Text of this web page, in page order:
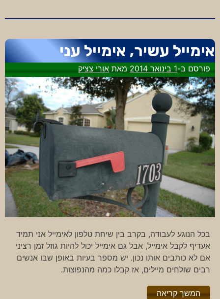
ולבן
דולרים
אימייל עשיר, אימייל עני
פורסם ב-1 בינואר 2014 מאתאורי צציק
בכל הנוגע לעבודה, בקרב בין שיחת טלפון לאימייל אני תמיד
אעדיף לקבל אימייל, אבל גם אימייל יכול להיות גוזל זמן רציני
אם לא כותבים אותו נכון. יש מספר בעיות באופן שבו אנשים
רבים שולחים מיילים, אז קבלו כמה מהנפוצות.
המשך קריאה"%s"